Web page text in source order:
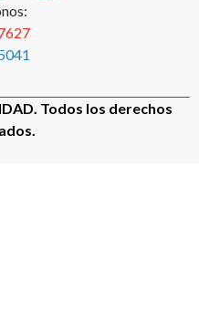
Todos los derechos